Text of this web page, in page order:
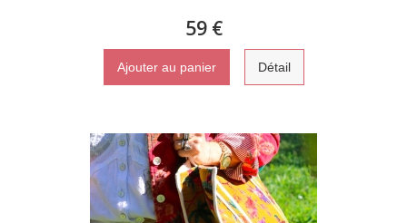
59 €
Ajouter au panier Détail